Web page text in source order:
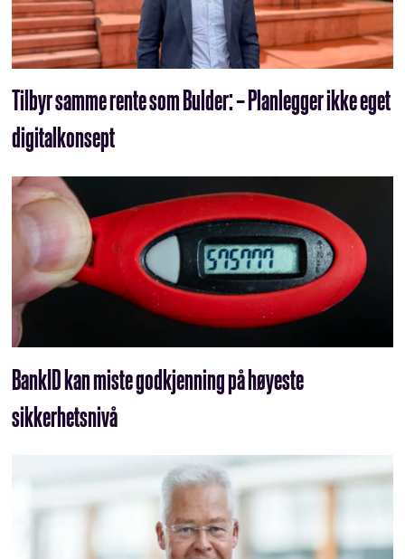
Tilbyr samme rente som Bulder: – Planlegger ikke eget
digitalkonsept
BankID kan miste godkjenning på høyeste
sikkerhetsnivå